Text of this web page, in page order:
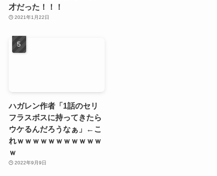
才だった！！！
2021年1月22日
ハガレン作者「1話のセリ
フラスボスに持ってきたら
ウケるんだろうなぁ」←こ
れｗｗｗｗｗｗｗｗｗｗｗ
ｗ
2022年9月9日